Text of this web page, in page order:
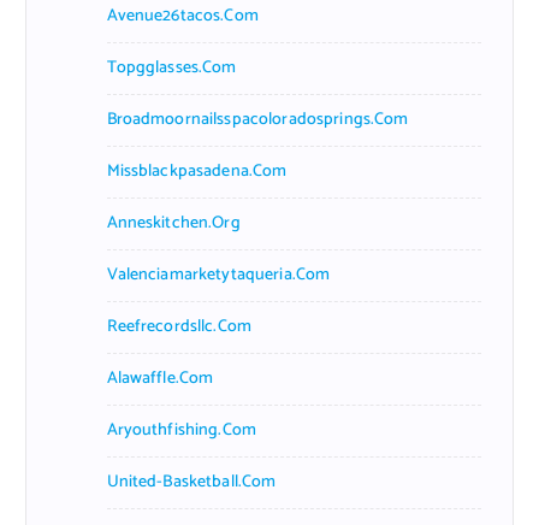
Avenue26tacos.com
Topgglasses.com
Broadmoornailsspacoloradosprings.com
Missblackpasadena.com
Anneskitchen.org
Valenciamarketytaqueria.com
Reefrecordsllc.com
Alawaffle.com
Aryouthfishing.com
United-Basketball.com